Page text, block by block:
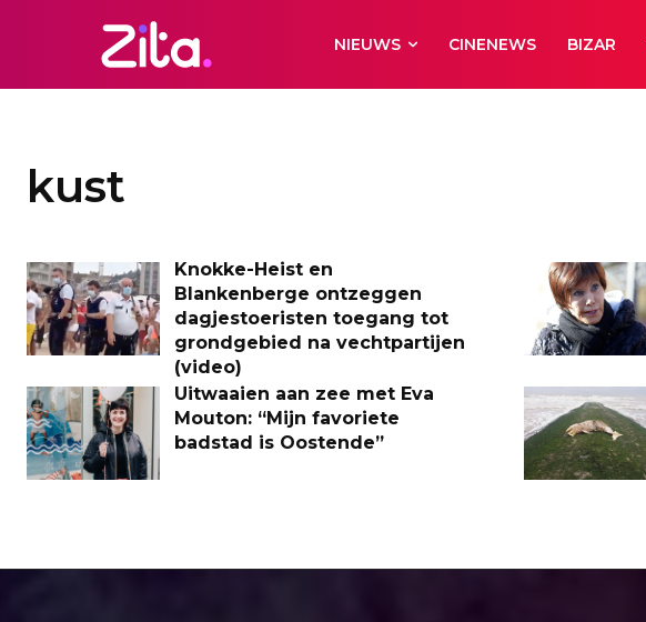
NIEUWS CINENEWS BIZAR
kust
Knokke-Heist en
Blankenberge ontzeggen
dagjestoeristen toegang tot
grondgebied na vechtpartijen
(video)
Uitwaaien aan zee met Eva
Mouton: “Mijn favoriete
badstad is Oostende”